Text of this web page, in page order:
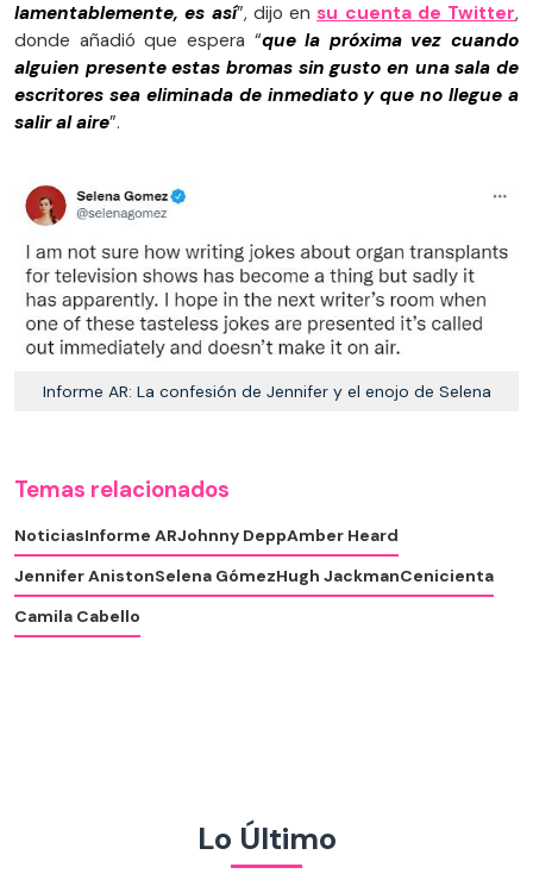
lamentablemente, es así”, dijo en su cuenta de Twitter,
donde añadió que espera “que la próxima vez cuando
alguien presente estas bromas sin gusto en una sala de
escritores sea eliminada de inmediato y que no llegue a
salir al aire”.
Informe AR: La confesión de Jennifer y el enojo de Selena
Temas relacionados
NoticiasInforme ARJohnny DeppAmber Heard
Jennifer AnistonSelena GómezHugh JackmanCenicienta
Camila Cabello
Lo Último